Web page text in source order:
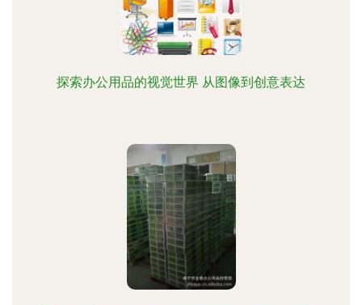
探索办公用品的视觉世界 从图像到创意表达